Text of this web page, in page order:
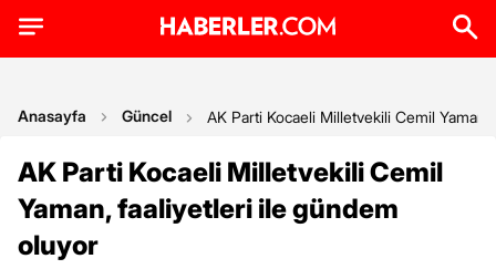
Anasayfa Güncel AK Parti Kocaeli Milletvekili Cemil
AK Parti Kocaeli Milletvekili Cemil
Yaman, faaliyetleri ile gündem
oluyor